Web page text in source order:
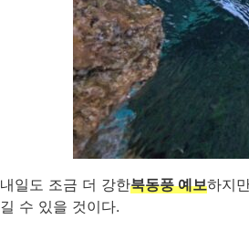
내일도 조금 더 강한북동풍 예보하지
길 수 있을 것이다.